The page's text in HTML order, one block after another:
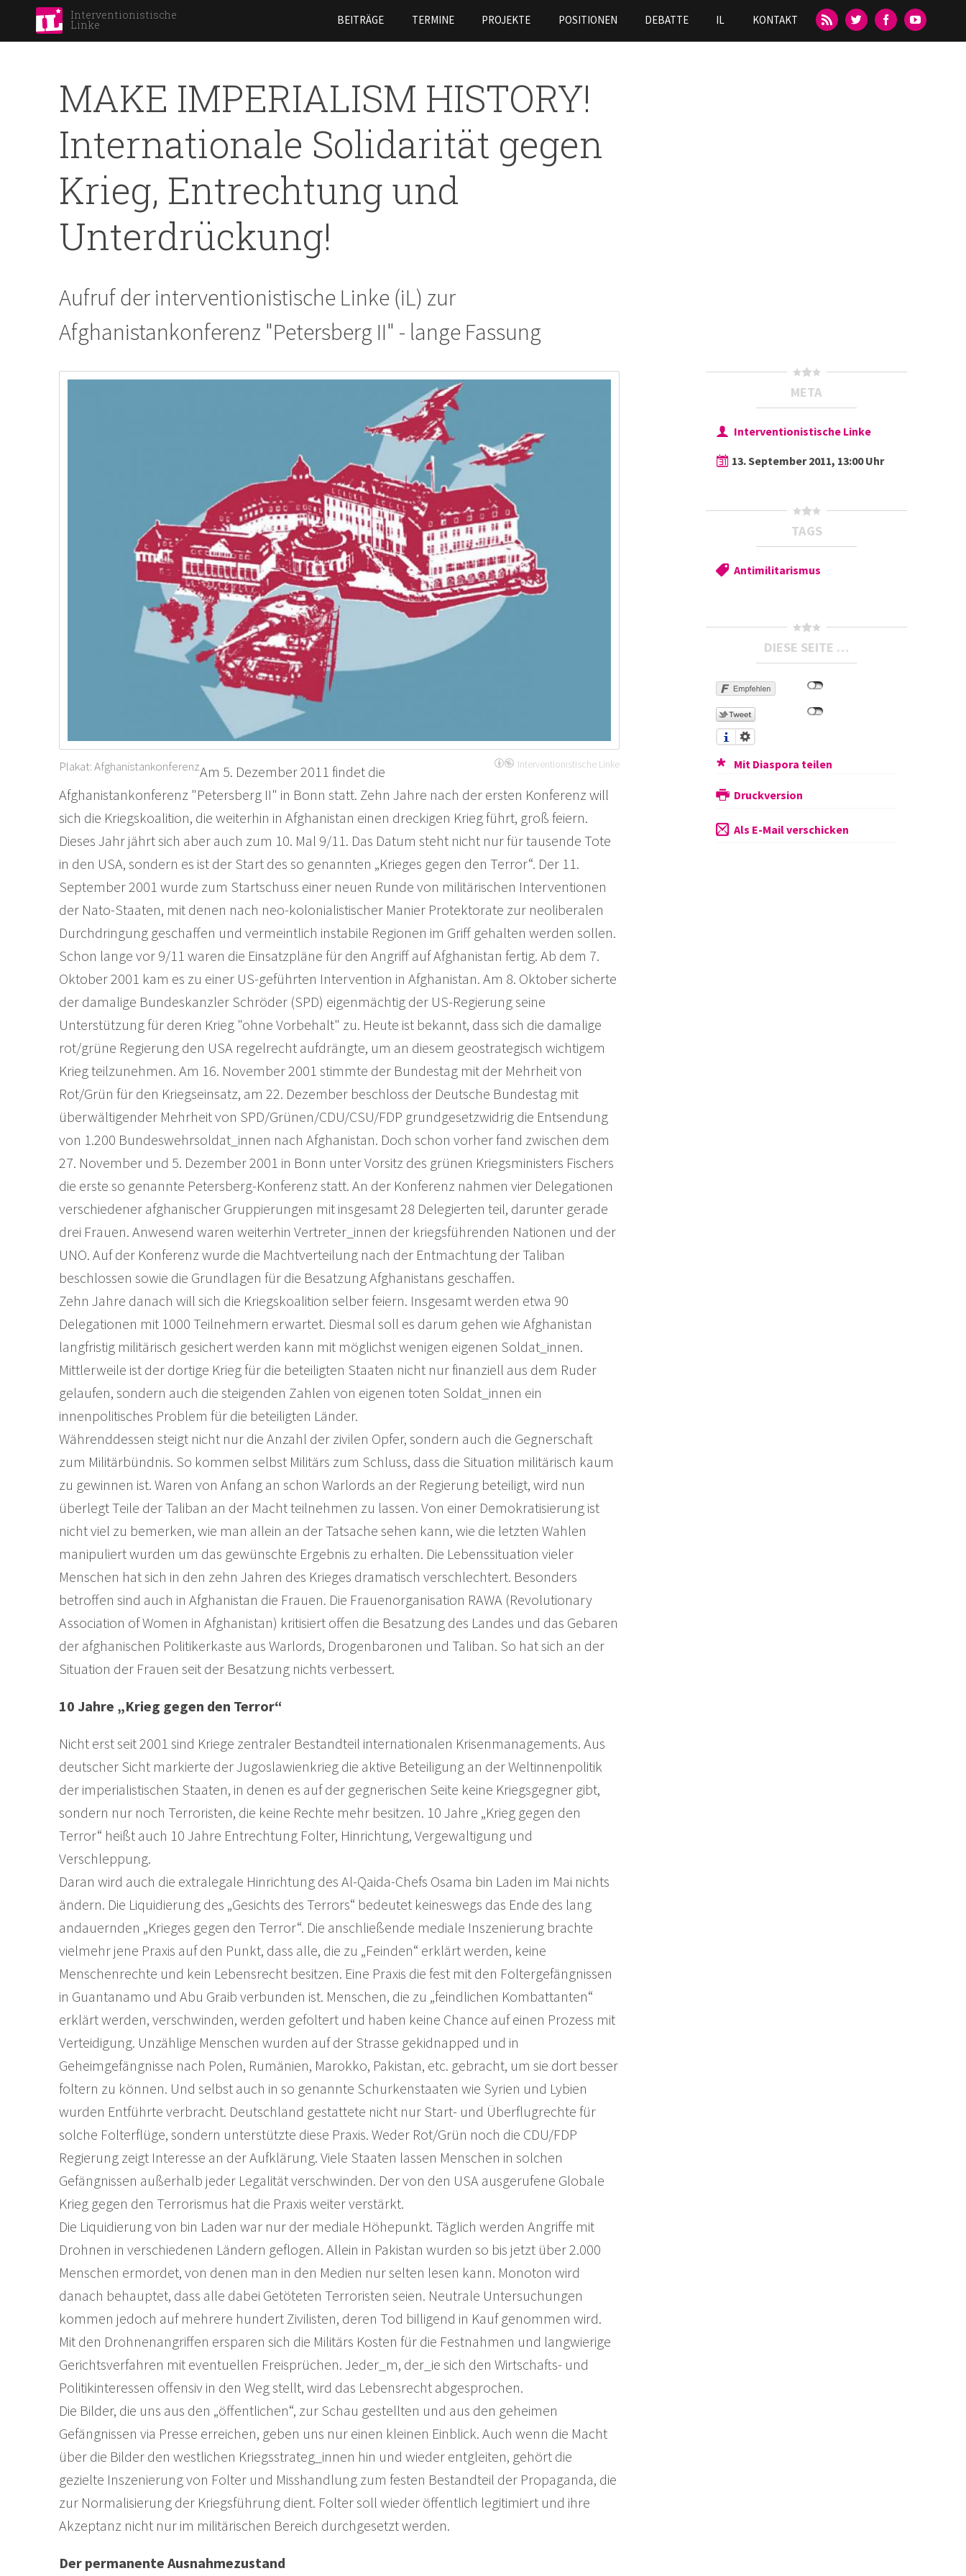
zum
Inhalt
Interventionistische
Linke BEITRÄGE TERMINE PROJEKTE POSITIONEN DEBATTE IL KONTAKT
MAKE IMPERIALISM HISTORY!
Internationale Solidarität gegen
Krieg, Entrechtung und
Unterdrückung!
Aufruf der interventionistische Linke (iL) zur
Afghanistankonferenz "Petersberg II" - lange Fassung
Plakat: Afghanistankonferenz Interventionistische Linke
Am 5. Dezember 2011 findet die
Afghanistankonferenz "Petersberg II" in Bonn statt. Zehn Jahre nach der ersten Konferenz will
sich die Kriegskoalition, die weiterhin in Afghanistan einen dreckigen Krieg führt, groß feiern.
Dieses Jahr jährt sich aber auch zum 10. Mal 9/11. Das Datum steht nicht nur für tausende Tote
in den USA, sondern es ist der Start des so genannten „Krieges gegen den Terror“. Der 11.
September 2001 wurde zum Startschuss einer neuen Runde von militärischen Interventionen
der Nato-Staaten, mit denen nach neo-kolonialistischer Manier Protektorate zur neoliberalen
Durchdringung geschaffen und vermeintlich instabile Regionen im Griff gehalten werden sollen.
Schon lange vor 9/11 waren die Einsatzpläne für den Angriff auf Afghanistan fertig. Ab dem 7.
Oktober 2001 kam es zu einer US-geführten Intervention in Afghanistan. Am 8. Oktober sicherte
der damalige Bundeskanzler Schröder (SPD) eigenmächtig der US-Regierung seine
Unterstützung für deren Krieg "ohne Vorbehalt" zu. Heute ist bekannt, dass sich die damalige
rot/grüne Regierung den USA regelrecht aufdrängte, um an diesem geostrategisch wichtigem
Krieg teilzunehmen. Am 16. November 2001 stimmte der Bundestag mit der Mehrheit von
Rot/Grün für den Kriegseinsatz, am 22. Dezember beschloss der Deutsche Bundestag mit
überwältigender Mehrheit von SPD/Grünen/CDU/CSU/FDP grundgesetzwidrig die Entsendung
von 1.200 Bundeswehrsoldat_innen nach Afghanistan. Doch schon vorher fand zwischen dem
27. November und 5. Dezember 2001 in Bonn unter Vorsitz des grünen Kriegsministers Fischers
die erste so genannte Petersberg-Konferenz statt. An der Konferenz nahmen vier Delegationen
verschiedener afghanischer Gruppierungen mit insgesamt 28 Delegierten teil, darunter gerade
drei Frauen. Anwesend waren weiterhin Vertreter_innen der kriegsführenden Nationen und der
UNO. Auf der Konferenz wurde die Machtverteilung nach der Entmachtung der Taliban
beschlossen sowie die Grundlagen für die Besatzung Afghanistans geschaffen.
Zehn Jahre danach will sich die Kriegskoalition selber feiern. Insgesamt werden etwa 90
Delegationen mit 1000 Teilnehmern erwartet. Diesmal soll es darum gehen wie Afghanistan
langfristig militärisch gesichert werden kann mit möglichst wenigen eigenen Soldat_innen.
Mittlerweile ist der dortige Krieg für die beteiligten Staaten nicht nur finanziell aus dem Ruder
gelaufen, sondern auch die steigenden Zahlen von eigenen toten Soldat_innen ein
innenpolitisches Problem für die beteiligten Länder.
Währenddessen steigt nicht nur die Anzahl der zivilen Opfer, sondern auch die Gegnerschaft
zum Militärbündnis. So kommen selbst Militärs zum Schluss, dass die Situation militärisch kaum
zu gewinnen ist. Waren von Anfang an schon Warlords an der Regierung beteiligt, wird nun
überlegt Teile der Taliban an der Macht teilnehmen zu lassen. Von einer Demokratisierung ist
nicht viel zu bemerken, wie man allein an der Tatsache sehen kann, wie die letzten Wahlen
manipuliert wurden um das gewünschte Ergebnis zu erhalten. Die Lebenssituation vieler
Menschen hat sich in den zehn Jahren des Krieges dramatisch verschlechtert. Besonders
betroffen sind auch in Afghanistan die Frauen. Die Frauenorganisation RAWA (Revolutionary
Association of Women in Afghanistan) kritisiert offen die Besatzung des Landes und das Gebaren
der afghanischen Politikerkaste aus Warlords, Drogenbaronen und Taliban. So hat sich an der
Situation der Frauen seit der Besatzung nichts verbessert.
10 Jahre „Krieg gegen den Terror“
Nicht erst seit 2001 sind Kriege zentraler Bestandteil internationalen Krisenmanagements. Aus
deutscher Sicht markierte der Jugoslawienkrieg die aktive Beteiligung an der Weltinnenpolitik
der imperialistischen Staaten, in denen es auf der gegnerischen Seite keine Kriegsgegner gibt,
sondern nur noch Terroristen, die keine Rechte mehr besitzen. 10 Jahre „Krieg gegen den
Terror“ heißt auch 10 Jahre Entrechtung Folter, Hinrichtung, Vergewaltigung und
Verschleppung.
Daran wird auch die extralegale Hinrichtung des Al-Qaida-Chefs Osama bin Laden im Mai nichts
ändern. Die Liquidierung des „Gesichts des Terrors“ bedeutet keineswegs das Ende des lang
andauernden „Krieges gegen den Terror“. Die anschließende mediale Inszenierung brachte
vielmehr jene Praxis auf den Punkt, dass alle, die zu „Feinden“ erklärt werden, keine
Menschenrechte und kein Lebensrecht besitzen. Eine Praxis die fest mit den Foltergefängnissen
in Guantanamo und Abu Graib verbunden ist. Menschen, die zu „feindlichen Kombattanten“
erklärt werden, verschwinden, werden gefoltert und haben keine Chance auf einen Prozess mit
Verteidigung. Unzählige Menschen wurden auf der Strasse gekidnapped und in
Geheimgefängnisse nach Polen, Rumänien, Marokko, Pakistan, etc. gebracht, um sie dort besser
foltern zu können. Und selbst auch in so genannte Schurkenstaaten wie Syrien und Lybien
wurden Entführte verbracht. Deutschland gestattete nicht nur Start- und Überflugrechte für
solche Folterflüge, sondern unterstützte diese Praxis. Weder Rot/Grün noch die CDU/FDP
Regierung zeigt Interesse an der Aufklärung. Viele Staaten lassen Menschen in solchen
Gefängnissen außerhalb jeder Legalität verschwinden. Der von den USA ausgerufene Globale
Krieg gegen den Terrorismus hat die Praxis weiter verstärkt.
Die Liquidierung von bin Laden war nur der mediale Höhepunkt. Täglich werden Angriffe mit
Drohnen in verschiedenen Ländern geflogen. Allein in Pakistan wurden so bis jetzt über 2.000
Menschen ermordet, von denen man in den Medien nur selten lesen kann. Monoton wird
danach behauptet, dass alle dabei Getöteten Terroristen seien. Neutrale Untersuchungen
kommen jedoch auf mehrere hundert Zivilisten, deren Tod billigend in Kauf genommen wird.
Mit den Drohnenangriffen ersparen sich die Militärs Kosten für die Festnahmen und langwierige
Gerichtsverfahren mit eventuellen Freisprüchen. Jeder_m, der_ie sich den Wirtschafts- und
Politikinteressen offensiv in den Weg stellt, wird das Lebensrecht abgesprochen.
Die Bilder, die uns aus den „öffentlichen“, zur Schau gestellten und aus den geheimen
Gefängnissen via Presse erreichen, geben uns nur einen kleinen Einblick. Auch wenn die Macht
über die Bilder den westlichen Kriegsstrateg_innen hin und wieder entgleiten, gehört die
gezielte Inszenierung von Folter und Misshandlung zum festen Bestandteil der Propaganda, die
zur Normalisierung der Kriegsführung dient. Folter soll wieder öffentlich legitimiert und ihre
Akzeptanz nicht nur im militärischen Bereich durchgesetzt werden.
Der permanente Ausnahmezustand
META
Interventionistische Linke
13. September 2011, 13:00 Uhr
TAGS
Antimilitarismus
DIESE SEITE …
Mit Diaspora teilen
Druckversion
Als E-Mail verschicken